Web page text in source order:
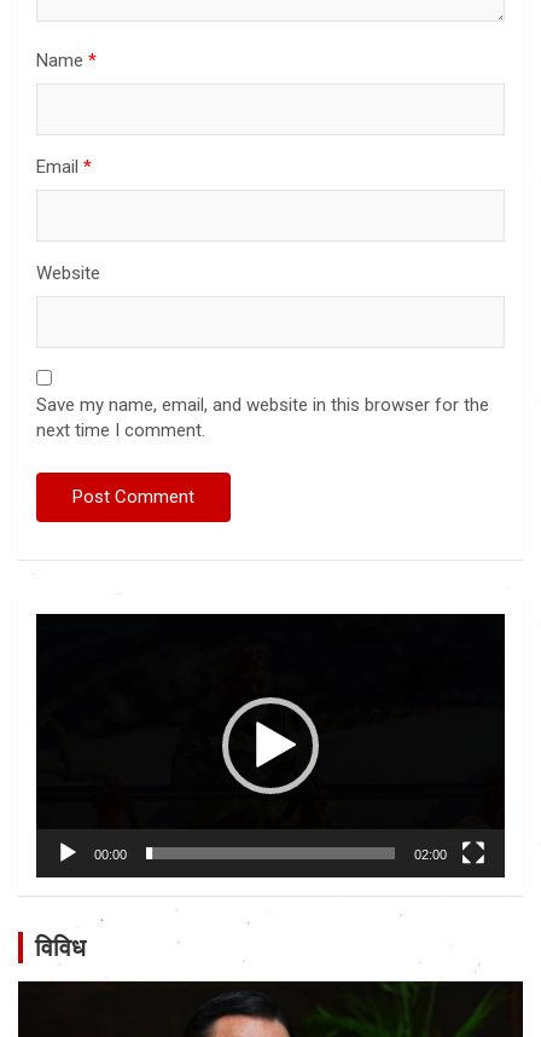
Name *
Email *
Website
Save my name, email, and website in this browser for the
next time I comment.
00:00 02:00
विविध